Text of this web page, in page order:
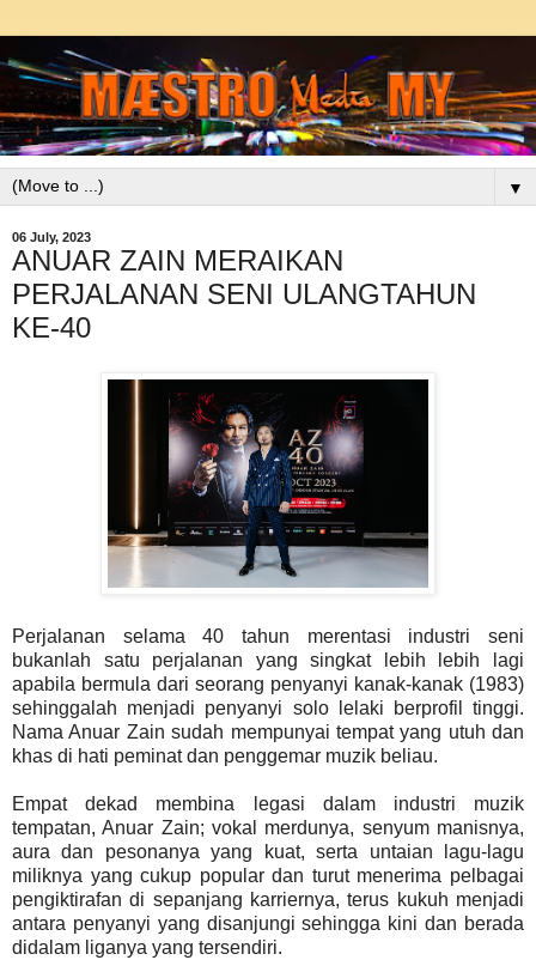
▼
06 July, 2023
ANUAR ZAIN MERAIKAN
PERJALANAN SENI ULANGTAHUN
KE-40
Perjalanan selama 40 tahun merentasi industri seni
bukanlah satu perjalanan yang singkat lebih lebih lagi
apabila bermula dari seorang penyanyi kanak-kanak (1983)
sehinggalah menjadi penyanyi solo lelaki berprofil tinggi.
Nama Anuar Zain sudah mempunyai tempat yang utuh dan
khas di hati peminat dan penggemar muzik beliau.
Empat dekad membina legasi dalam industri muzik
tempatan, Anuar Zain; vokal merdunya, senyum manisnya,
aura dan pesonanya yang kuat, serta untaian lagu-lagu
miliknya yang cukup popular dan turut menerima pelbagai
pengiktirafan di sepanjang karriernya, terus kukuh menjadi
antara penyanyi yang disanjungi sehingga kini dan berada
didalam liganya yang tersendiri.